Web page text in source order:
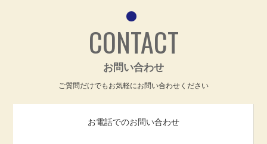
CONTACT
お問い合わせ
ご質問だけでもお気軽にお問い合わせください
お電話でのお問い合わせ